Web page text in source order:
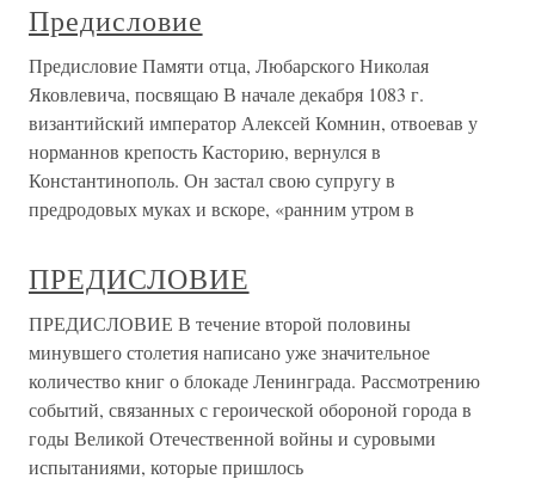
Предисловие
Предисловие Памяти отца, Любарского Николая
Яковлевича, посвящаю В начале декабря 1083 г.
византийский император Алексей Комнин, отвоевав у
норманнов крепость Касторию, вернулся в
Константинополь. Он застал свою супругу в
предродовых муках и вскоре, «ранним утром в
ПРЕДИСЛОВИЕ
ПРЕДИСЛОВИЕ В течение второй половины
минувшего столетия написано уже значительное
количество книг о блокаде Ленинграда. Рассмотрению
событий, связанных с героической обороной города в
годы Великой Отечественной войны и суровыми
испытаниями, которые пришлось